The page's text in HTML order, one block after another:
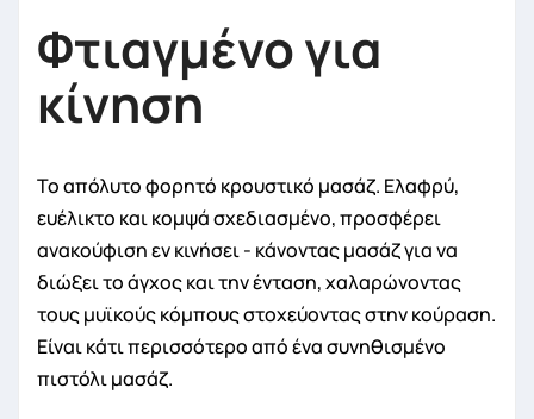
Φτιαγμένο για
κίνηση
Το απόλυτο φορητό κρουστικό μασάζ. Ελαφρύ,
ευέλικτο και κομψά σχεδιασμένο, προσφέρει
ανακούφιση εν κινήσει - κάνοντας μασάζ για να
διώξει το άγχος και την ένταση, χαλαρώνοντας
τους μυϊκούς κόμπους στοχεύοντας στην κούραση.
Είναι κάτι περισσότερο από ένα συνηθισμένο
πιστόλι μασάζ.